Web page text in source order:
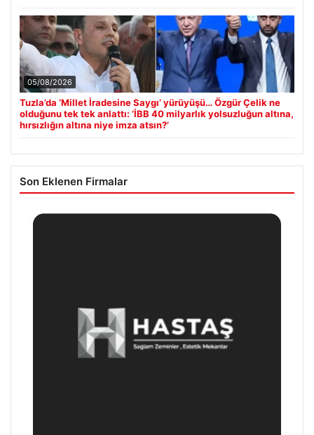
05/08/2026
Tuzla’da ‘Millet İradesine Saygı’ yürüyüşü… Özgür Çelik ne
olduğunu tek tek anlattı: ‘İBB 40 milyarlık yolsuzluğun altına,
hırsızlığın altına niye imza atsın?’
Son Eklenen Firmalar